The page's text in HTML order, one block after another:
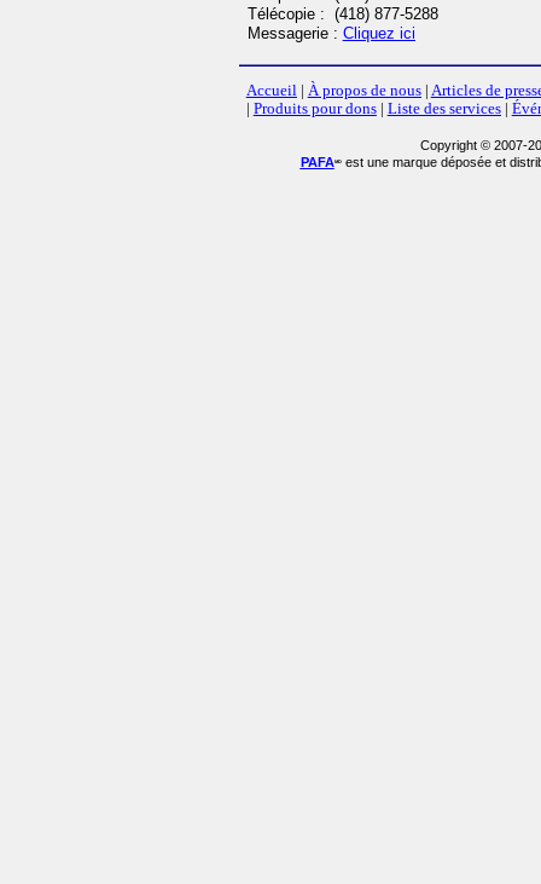
Télécopie : (418) 877-5288
Messagerie : Cliquez ici
PAFAMDest une marque déposée et
Copyright © 2007-
Accueil | À propos de nous| Articles de
| Produits pour dons| Liste des services|